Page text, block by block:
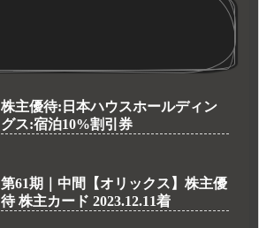
株主優待:日本ハウスホールディン
グス:宿泊10%割引券
第61期｜中間【オリックス】株主優
待 株主カード 2023.12.11着